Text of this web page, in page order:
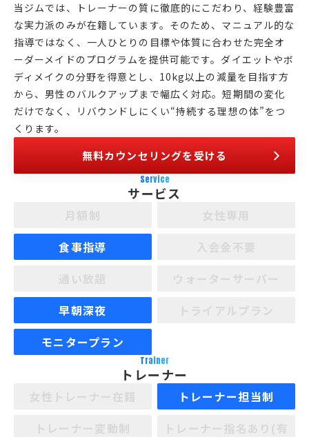
当ジムでは、トレーナーの質に徹底的にこだわり、経験豊富
な実力派のみが在籍しています。そのため、マニュアル的な
指導ではなく、一人ひとりの目標や体質に合わせた完全オ
ーダーメイドのプログラムを提供可能です。ダイエットやボ
ディメイクの分野を得意とし、10kg以上の減量を目指す方
から、男性のバルクアップまで幅広く対応。短期間の変化
だけでなく、リバウンドしにくい“持続する理想の体”をつ
くります。
無料カウンセリングを受ける
Service
サービス
食事指導
早朝深夜
モニタープラン
Trainer
トレーナー
トレーナー担当制